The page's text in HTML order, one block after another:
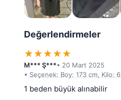
Değerlendirmeler
★★★★★
M*** Ş***• 20 Mart 2025
• Seçenek: Boy: 173 cm, Kilo:
1 beden büyük alınabilir